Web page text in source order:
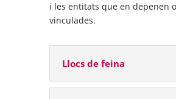
i les entitats que en depenen
vinculades.
Llocs de feina